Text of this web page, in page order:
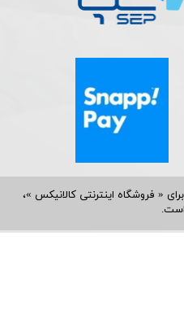
برای « فروشگاه اینترنتی کالانیکس »،